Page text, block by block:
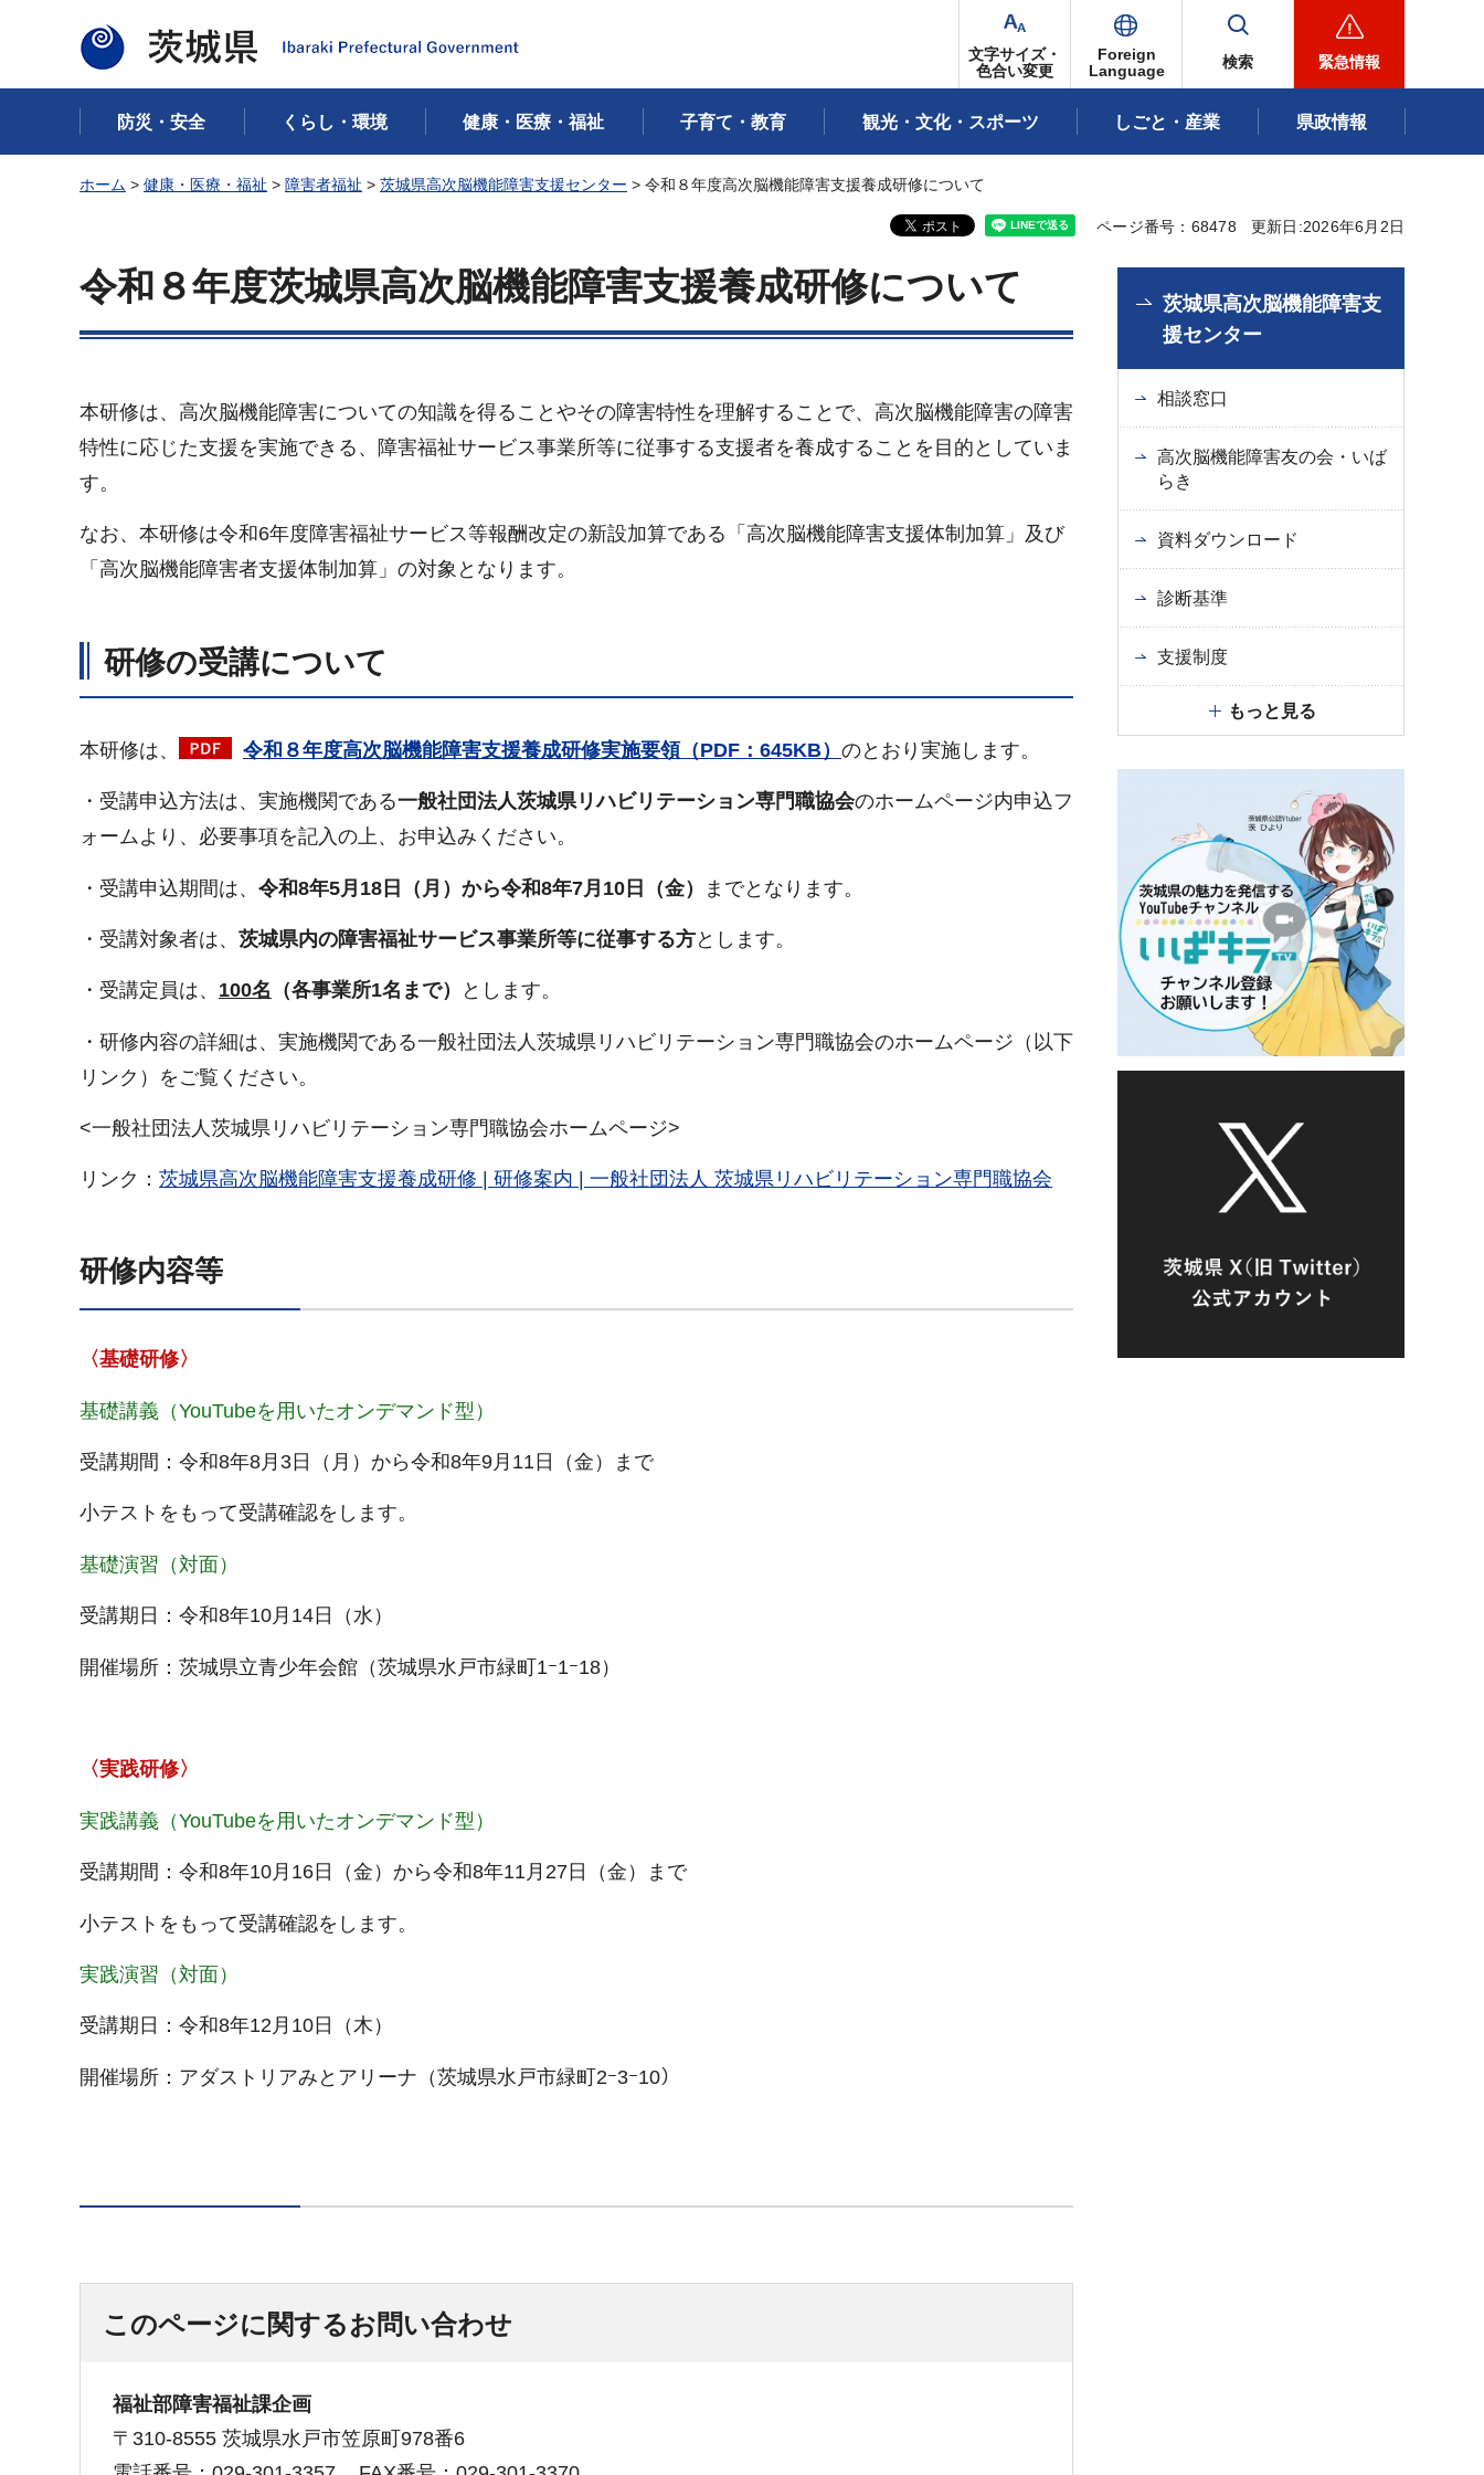
茨城県
文字サイズ・
色合い変更
Foreign
Language
検索 緊急情報
防災・安全 くらし・環境 健康・医療・福祉 子育て・教育 観光・文化・スポーツ しごと・産業 県政情報
ホーム > 健康・医療・福祉 > 障害者福祉 > 茨城県高次脳機能障害支援センター > 令和８年度高次脳機能障害支援養成研修について
ページ番号：68478 更新日:2026年6月2日
令和８年度茨城県高次脳機能障害支援養成研修について
本研修は、高次脳機能障害についての知識を得ることやその障害特性を理解することで、高次脳機能障害の障害
特性に応じた支援を実施できる、障害福祉サービス事業所等に従事する支援者を養成することを目的としていま
す。
なお、本研修は令和6年度障害福祉サービス等報酬改定の新設加算である「高次脳機能障害支援体制加算」及び
「高次脳機能障害者支援体制加算」の対象となります。
研修の受講について
本研修は、 令和８年度高次脳機能障害支援養成研修実施要領（PDF：645KB） のとおり実施します。
・受講申込方法は、実施機関である一般社団法人茨城県リハビリテーション専門職協会のホームページ内申込フ
ォームより、必要事項を記入の上、お申込みください。
・受講申込期間は、 令和8年5月18 日（月）から令和8年7月10日（金） までとなります。
・受講対象者は、 茨城県内の障害福祉サービス事業所等に従事する方とします。
・受講定員は、 100名 （各事業所1名まで） とします。
・研修内容の詳細は、実施機関である一般社団法人茨城県リハビリテーション専門職協会のホームページ（以下
リンク）をご覧ください。
<一般社団法人茨城県リハビリテーション専門職協会ホームページ>
リンク： 茨城県高次脳機能障害支援養成研修 | 研修案内 | 一般社団法人 茨城県リハビリテーション専門職協会
研修内容等
〈基礎研修〉
基礎講義（YouTubeを用いたオンデマンド型）
受講期間：令和8年8月3日（月）から令和8年9月11日（金）まで
小テストをもって受講確認をします。
基礎演習（対面）
受講期日：令和8年10月14日（水）
​開催場所：茨城県立青少年会館（茨城県水戸市緑町1ｰ1ｰ18）
〈実践研修〉
実践講義（YouTubeを用いたオンデマンド型）
受講期間：令和8年10月16日（金）から令和8年11月27日（金）まで
小テストをもって受講確認をします。
実践演習（対面）
受講期日：令和8年12月10日（木）
​開催場所：アダストリアみとアリーナ（茨城県水戸市緑町2ｰ3ｰ10）
このページに関するお問い合わせ
福祉部障害福祉課企画
〒310-8555 茨城県水戸市笠原町978番6
茨城県高次脳機能障害支
援センター
相談窓口
高次脳機能障害友の会・いば
らき
資料ダウンロード
診断基準
支援制度
もっと見る